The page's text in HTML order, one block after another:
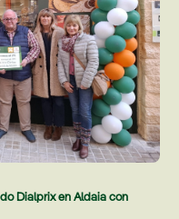
Dialprix en Aldaia con